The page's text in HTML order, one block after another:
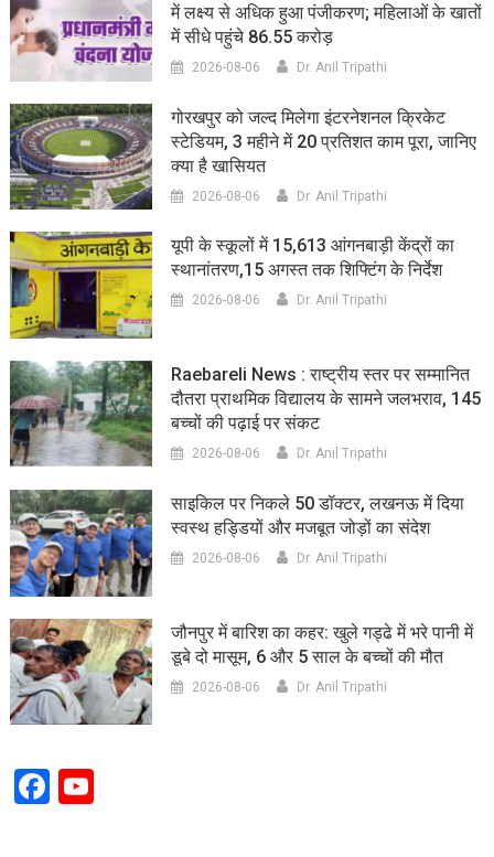
में लक्ष्य से अधिक हुआ पंजीकरण; महिलाओं के खातों
में सीधे पहुंचे 86.55 करोड़
2026-08-06 Dr. Anil Tripathi
गोरखपुर को जल्द मिलेगा इंटरनेशनल क्रिकेट
स्टेडियम, 3 महीने में 20 प्रतिशत काम पूरा, जानिए
क्या है खासियत
2026-08-06 Dr. Anil Tripathi
यूपी के स्कूलों में 15,613 आंगनबाड़ी केंद्रों का
स्थानांतरण,15 अगस्त तक शिफ्टिंग के निर्देश
2026-08-06 Dr. Anil Tripathi
Raebareli News : राष्ट्रीय स्तर पर सम्मानित
दौतरा प्राथमिक विद्यालय के सामने जलभराव, 145
बच्चों की पढ़ाई पर संकट
2026-08-06 Dr. Anil Tripathi
साइकिल पर निकले 50 डॉक्टर, लखनऊ में दिया
स्वस्थ हड्डियों और मजबूत जोड़ों का संदेश
2026-08-06 Dr. Anil Tripathi
जौनपुर में बारिश का कहर: खुले गड्ढे में भरे पानी में
डूबे दो मासूम, 6 और 5 साल के बच्चों की मौत
2026-08-06 Dr. Anil Tripathi
Facebook